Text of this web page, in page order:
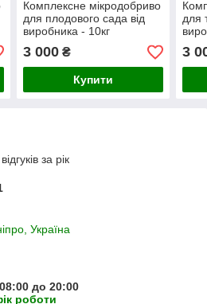
Комплексне мікродобриво
для плодового сада від
виробника - 10кг
3 000₴
Купити
для
3
за рік
Україна
до 20:00
роботи